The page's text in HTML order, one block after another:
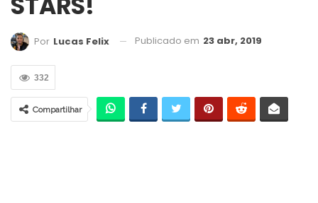
Por Lucas Felix Publicado em 23 abr, 2019
332
Compartilhar